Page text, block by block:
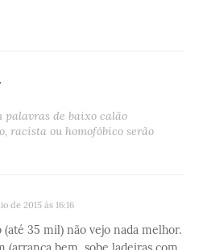
palavras de baixo calão
racista ou homofóbico serão
de 2015 às 16:16
(até 35 mil) não vejo nada melhor.